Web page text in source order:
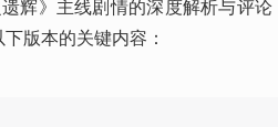
辉》主线剧情的深度解析与评论
版本的关键内容：